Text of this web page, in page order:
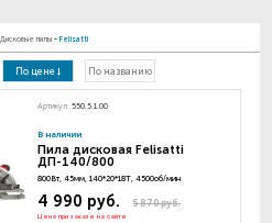
Дисковые пилы - Felisatti
По цене По названию
Артикул: 550.5.1.00
В наличии
Пила дисковая Felisatti
ДП-140/800
800Вт, 45мм, 140*20*18Т, 4500об/мин
5 870 руб.
4 990 руб.
Цена при заказе на сайте